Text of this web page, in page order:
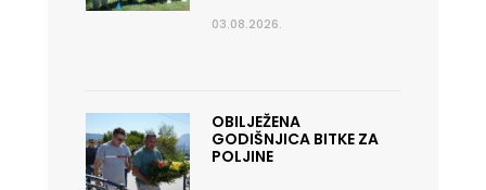
03.08.2026.
OBILJEŽENA
GODIŠNJICA BITKE ZA
POLJINE